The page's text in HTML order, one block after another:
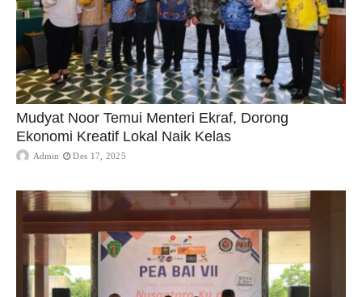
Mudyat Noor Temui Menteri Ekraf, Dorong
Ekonomi Kreatif Lokal Naik Kelas
Admin Des 17, 2025